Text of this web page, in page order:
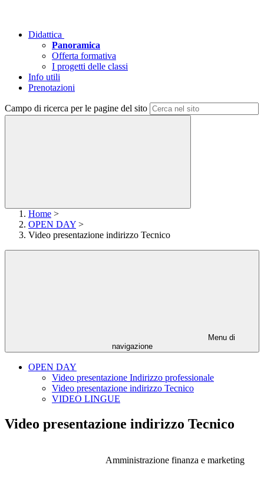
Didattica
Panoramica
Offerta formativa
I progetti delle classi
Info utili
Prenotazioni
Campo di ricerca per le pagine del sito
Home >
OPEN DAY >
Video presentazione indirizzo Tecnico
Menu di
navigazione
OPEN DAY
Video presentazione Indirizzo professionale
Video presentazione indirizzo Tecnico
VIDEO LINGUE
Video presentazione indirizzo Tecnico
Amministrazione finanza e marketing